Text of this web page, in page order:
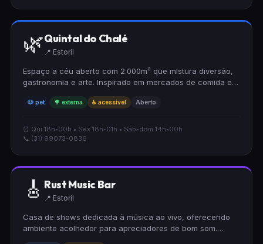
🌿Quintal do Chalé
📍 Estoril
Espaço a céu aberto com 2.000m² que mistura diversão,
gastronomia e arte. Inspirado em mercados de comida e
rodeado de árvores, mobiliário reciclável.
🐶 pet 🌳 externa ♿ acessível Aberto
⏰ Qui 18h-00h • Sex 18h-01h • Sáb-dom 14h-00h
📞 (31) 99073-0836
🎸 Rust Music Bar
📍 Estoril
Casa de shows dedicada à música ao vivo, oferecendo
ambiente acolhedor para apreciadores de bom som.